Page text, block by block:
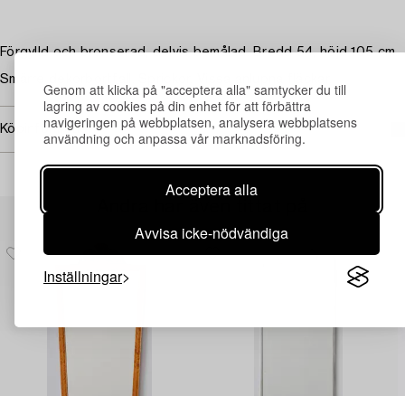
Genom att klicka på "acceptera alla" samtycker du till
lagring av cookies på din enhet för att förbättra
navigeringen på webbplatsen, analysera webbplatsens
användning och anpassa vår marknadsföring.
Acceptera alla
Avvisa icke-nödvändiga
Inställningar
Förgylld och bronserad, delvis bemålad. Bredd 54, höjd 105 cm.
Smärre dekorbortfall. Sprickor. Vissa anlupna fläckar.
Köpinformation